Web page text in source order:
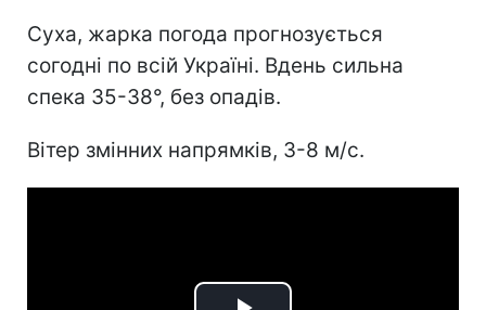
Суха, жарка погода прогнозується
согодні по всій Україні. Вдень сильна
спека 35-38°, без опадів.
Вітер змінних напрямків, 3-8 м/с.